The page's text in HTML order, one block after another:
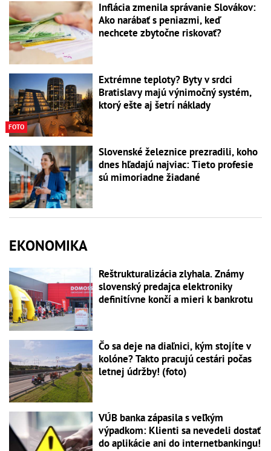
Inflácia zmenila správanie Slovákov:
Ako narábať s peniazmi, keď
nechcete zbytočne riskovať?
FOTO
Extrémne teploty? Byty v srdci
Bratislavy majú výnimočný systém,
ktorý ešte aj šetrí náklady
Slovenské železnice prezradili, koho
dnes hľadajú najviac: Tieto profesie
sú mimoriadne žiadané
EKONOMIKA
Reštrukturalizácia zlyhala. Známy
slovenský predajca elektroniky
definitívne končí a mieri k bankrotu
Čo sa deje na diaľnici, kým stojíte v
kolóne? Takto pracujú cestári počas
letnej údržby! (foto)
VÚB banka zápasila s veľkým
výpadkom: Klienti sa nevedeli dostať
do aplikácie ani do internetbankingu!